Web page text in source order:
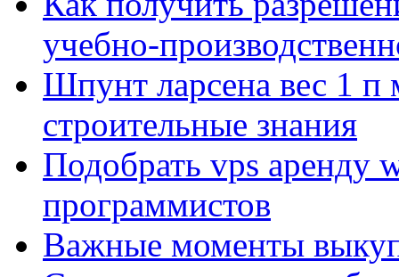
учебно-
Шпунт ларсена вес 1 п
строительные знания
Подобрать vps аренду
программистов
Важные моменты